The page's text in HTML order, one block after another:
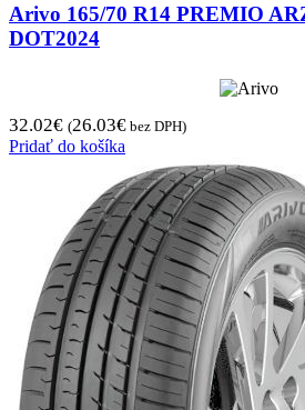
Arivo 165/70 R14 PREMIO
DOT2024
32.02€ (26.03€ bez DPH)
Pridať do košíka